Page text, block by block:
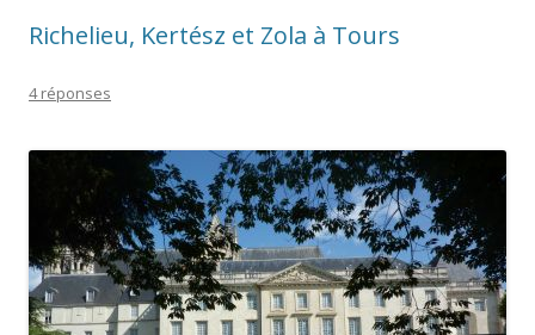
Richelieu, Kertész et Zola à Tours
4 réponses